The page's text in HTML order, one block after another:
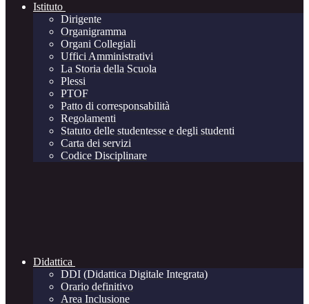
Istituto
Dirigente
Organigramma
Organi Collegiali
Uffici Amministrativi
La Storia della Scuola
Plessi
PTOF
Patto di corresponsabilità
Regolamenti
Statuto delle studentesse e degli studenti
Carta dei servizi
Codice Disciplinare
Didattica
DDI (Didattica Digitale Integrata)
Orario definitivo
Area Inclusione